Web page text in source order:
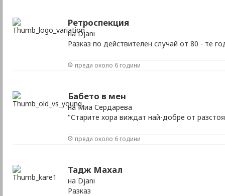
Ретроспекция
на Djani
Разказ по действителен случай от 80 - те
преди около 6 години
Бабето в мен
на Миа Сердарева
"Старите хора виждат най-добре от
преди около 6 години
Тадж Махал
на Djani
Разказ